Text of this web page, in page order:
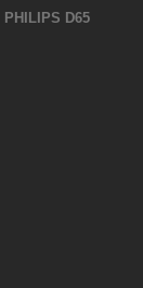
PHILIPS D65